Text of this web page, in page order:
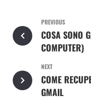
PREVIOUS
COSA SONO
COMPUTER)
NEXT
COME
GMAIL